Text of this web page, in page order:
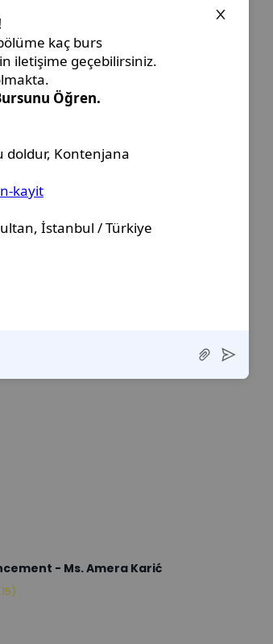
- Ms. Amera Karić